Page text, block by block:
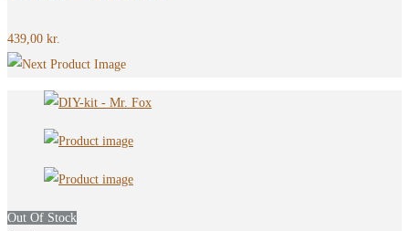
439,00 kr.
Out Of Stock